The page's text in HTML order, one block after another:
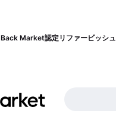
Back Market認定リファービッシュ